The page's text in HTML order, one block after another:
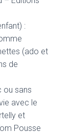
:
(ado et
de
ou sans
avec le
et
Pousse